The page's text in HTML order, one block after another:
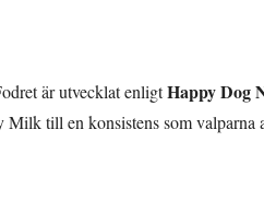
är utvecklat enligtHappy Dog
till en konsistens som valparna